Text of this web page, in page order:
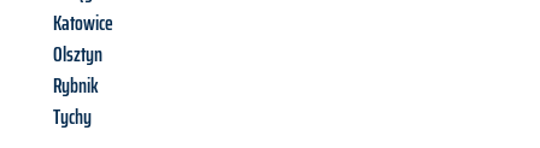
Katowice
Olsztyn
Rybnik
Tychy